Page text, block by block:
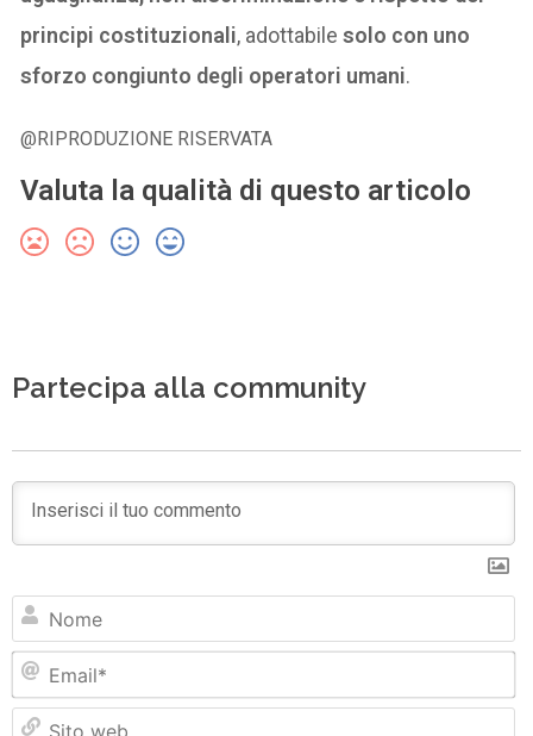
principi costituzionali, adottabilesolo con uno
sforzo congiunto degli operatori umani.
@RIPRODUZIONE RISERVATA
Valuta la qualità di questo articolo
Partecipa alla community